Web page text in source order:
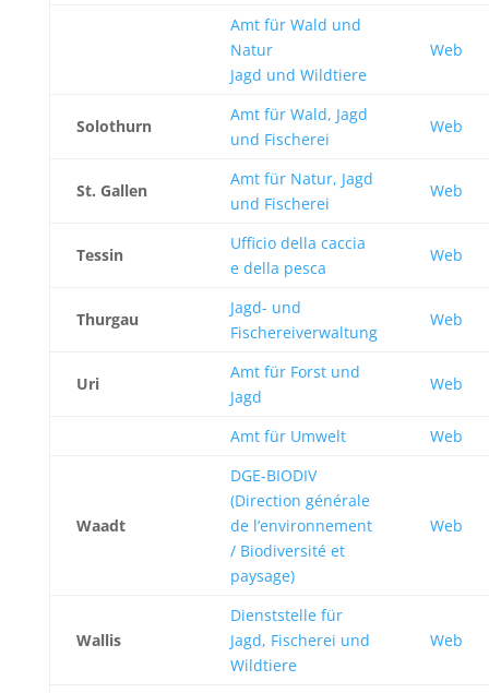
Amt für Wald und
Natur
Jagd und Wildtiere
Web
Solothurn
Amt für Wald, Jagd
und Fischerei
Web
St. Gallen
Amt für Natur, Jagd
und Fischerei
Web
Tessin
Ufficio della caccia
e della pesca
Web
Thurgau
Jagd- und
Fischereiverwaltung
Web
Uri
Amt für Forst und
Jagd
Web
Amt für Umwelt Web
Waadt
DGE-BIODIV
(Direction générale
de l’environnement
/ Biodiversité et
paysage)
Web
Wallis
Dienststelle für
Jagd, Fischerei und
Wildtiere
Web